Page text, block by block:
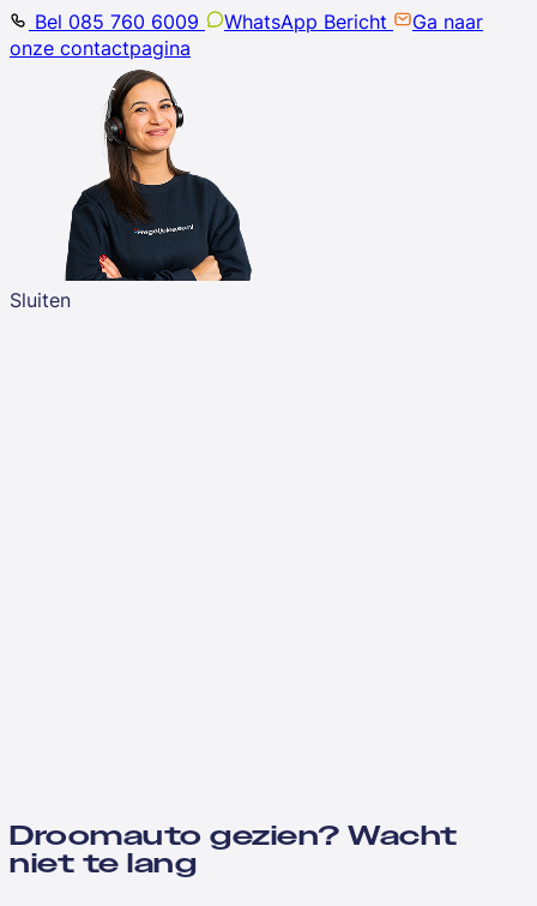
Bel 085 760 6009
WhatsApp Bericht
Ga naar
onze contactpagina
Sluiten
Droomauto gezien? Wacht
niet te lang